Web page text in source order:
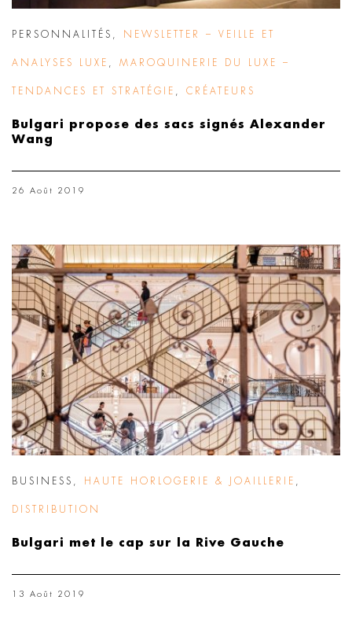
PERSONNALITÉS NEWSLETTER – VEILLE ET
ANALYSES LUXE MAROQUINERIE DU LUXE –
TENDANCES ET STRATÉGIE CRÉATEURS
Bulgari propose des sacs signés Alexander
Wang
26 Août 2019
BUSINESS HAUTE HORLOGERIE & JOAILLERIE
DISTRIBUTION
Bulgari met le cap sur la Rive Gauche
13 Août 2019